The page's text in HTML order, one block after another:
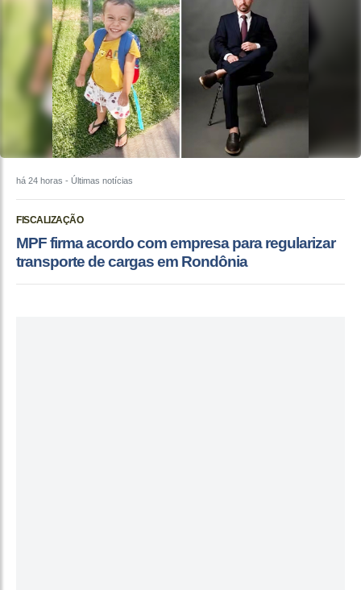
há 24 horas - Últimas notícias
FISCALIZAÇÃO
MPF firma acordo com empresa para regularizar
transporte de cargas em Rondônia